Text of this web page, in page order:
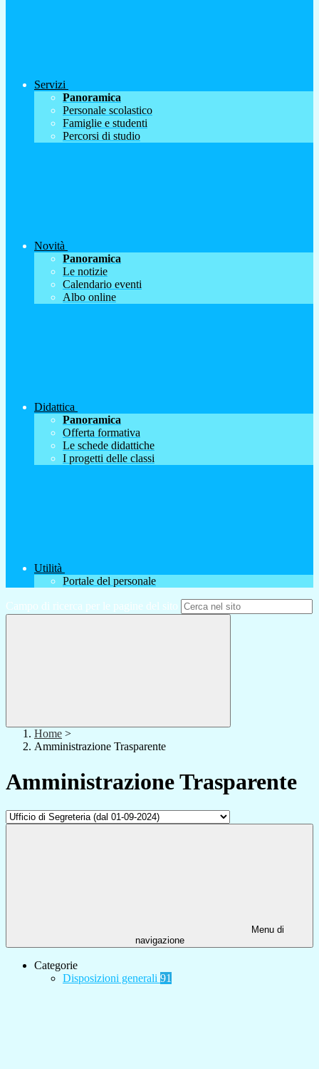
Servizi
Panoramica
Personale scolastico
Famiglie e studenti
Percorsi di studio
Novità
Panoramica
Le notizie
Calendario eventi
Albo online
Didattica
Panoramica
Offerta formativa
Le schede didattiche
I progetti delle classi
Utilità
Portale del personale
Campo di ricerca per le pagine del sito
Home >
Amministrazione Trasparente
Amministrazione Trasparente
Menu di
navigazione
Categorie
Disposizioni generali 91